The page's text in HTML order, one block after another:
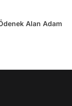
Alan Adam